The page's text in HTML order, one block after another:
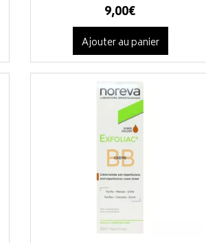
9,00€
Ajouter au panier